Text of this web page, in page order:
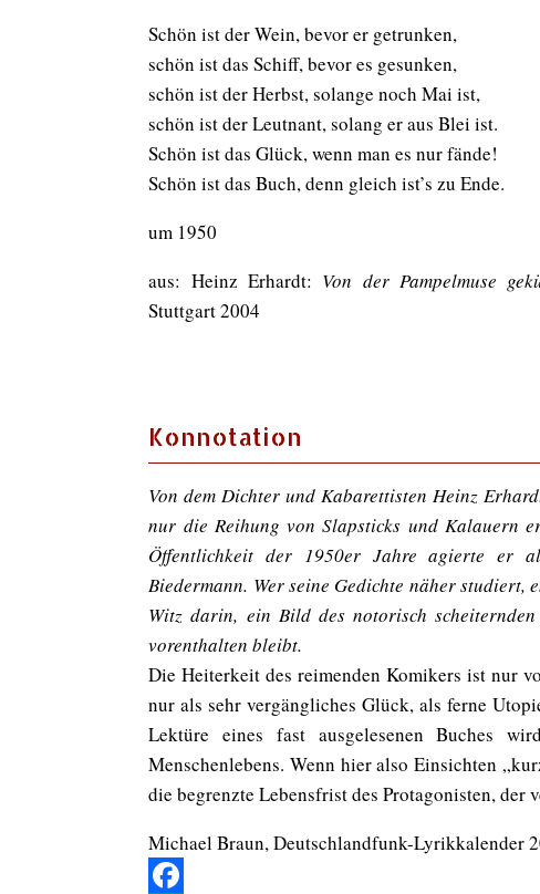
Schön ist der Wein, bevor er getrunken,
schön ist das Schiff, bevor es gesunken,
schön ist der Herbst, solange noch Mai ist,
schön ist der Leutnant, solang er aus Blei ist.
Schön ist das Glück, wenn man es nur fände!
Schön ist das Buch, denn gleich ist’s zu Ende.
um 1950
aus: Heinz Erhardt: Von der Pampelmuse
Stuttgart 2004
Konnotation
Von dem Dichter und Kabarettisten Heinz
nur die Reihung von Slapsticks und Kalauern
Öffentlichkeit der 1950er Jahre agierte er
Biedermann. Wer seine Gedichte näher studiert,
Witz darin, ein Bild des notorisch
vorenthalten bleibt.
Die Heiterkeit des reimenden Komikers ist nur
nur als sehr vergängliches Glück, als ferne
Lektüre eines fast ausgelesenen Buches
Menschenlebens. Wenn hier also Einsichten
die begrenzte Lebensfrist des Protagonisten, der
Michael Braun, Deutschlandfunk-Lyrikkalender